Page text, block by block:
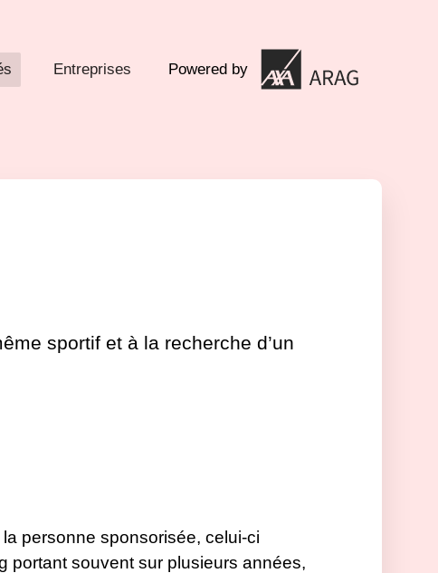
Entreprises Powered by
sportif et à la recherche d’un
personne sponsorisée, celui-ci
portant souvent sur plusieurs années,